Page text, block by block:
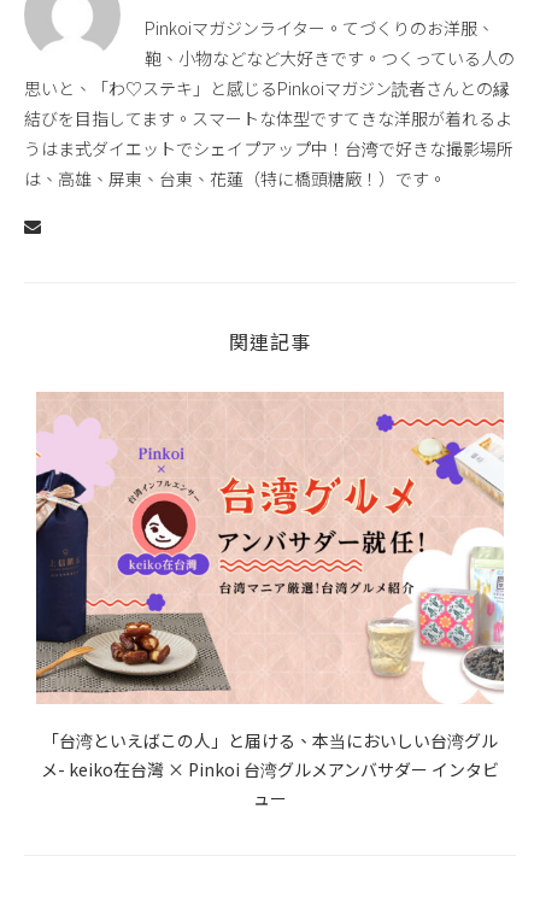
Pinkoiマガジンライター。てづくりのお洋服、
鞄、小物などなど大好きです。つくっている人の
思いと、「わ♡ステキ」と感じるPinkoiマガジン読者さんとの縁
結びを目指してます。スマートな体型ですてきな洋服が着れるよ
うはま式ダイエットでシェイプアップ中！台湾で好きな撮影場所
は、高雄、屏東、台東、花蓮（特に橋頭糖廠！）です。
関連記事
「台湾といえばこの人」と届ける、本当においしい台湾グル
メ- keiko在台灣 × Pinkoi 台湾グルメアンバサダー インタビ
ュー